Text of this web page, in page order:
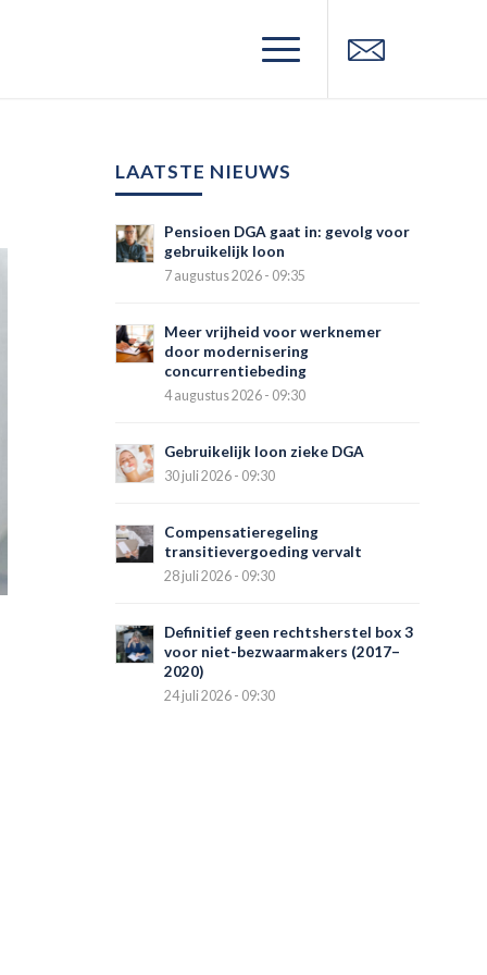
LAATSTE NIEUWS
Pensioen DGA gaat in: gevolg voor
gebruikelijk loon
7 augustus 2026 - 09:35
Meer vrijheid voor werknemer
door modernisering
concurrentiebeding
4 augustus 2026 - 09:30
Gebruikelijk loon zieke DGA
30 juli 2026 - 09:30
Compensatieregeling
transitievergoeding vervalt
28 juli 2026 - 09:30
Definitief geen rechtsherstel box 3
voor niet-bezwaarmakers (2017–
2020)
24 juli 2026 - 09:30